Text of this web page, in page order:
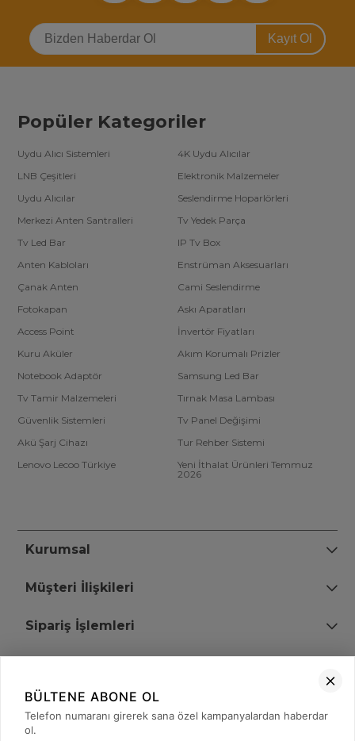
Kayıt Ol
Popüler Kategoriler
Uydu Alıcı Sistemleri
4K Uydu Alıcılar
LNB Çeşitleri
Elektronik Malzemeler
Uydu Alıcılar
Seslendirme Hoparlörleri
Merkezi Anten Santralleri
Tv Yedek Parça
Tv Led Bar
IP Tv Box
Anten Kabloları
Enstrüman Aksesuarları
Çanak Anten
Cami Seslendirme
Fotokapan
Askı Aparatları
Access Point
İnvertör Fiyatları
Kuru Aküler
Akım Korumalı Prizler
Notebook Adaptör
Samsung Led Bar
Tv Tamir Malzemeleri
Tırnak Masa Lambası
Güvenlik Sistemleri
Tv Panel Değişimi
Akü Şarj Cihazı
Tur Rehber Sistemi
Lenovo Lecoo Türkiye
Yeni İthalat Ürünleri Temmuz
2026
Kurumsal
Müşteri İlişkileri
Sipariş İşlemleri
+90 (850) 473 08 08
BÜLTENE ABONE OL
Telefon numaranı girerek sana özel kampanyalardan haberdar
ol.